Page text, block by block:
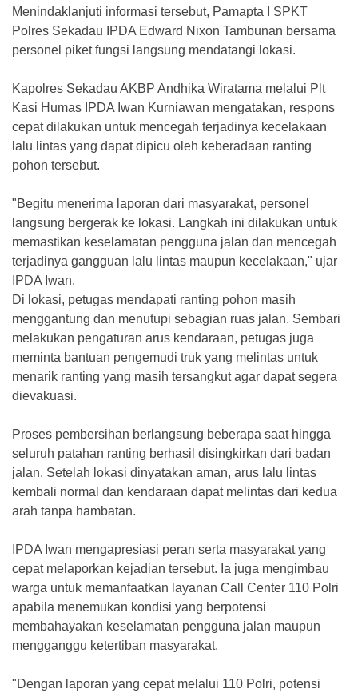
Menindaklanjuti informasi tersebut, Pamapta I SPKT
Polres Sekadau IPDA Edward Nixon Tambunan bersama
personel piket fungsi langsung mendatangi lokasi.
Kapolres Sekadau AKBP Andhika Wiratama melalui Plt
Kasi Humas IPDA Iwan Kurniawan mengatakan, respons
cepat dilakukan untuk mencegah terjadinya kecelakaan
lalu lintas yang dapat dipicu oleh keberadaan ranting
pohon tersebut.
"Begitu menerima laporan dari masyarakat, personel
langsung bergerak ke lokasi. Langkah ini dilakukan untuk
memastikan keselamatan pengguna jalan dan mencegah
terjadinya gangguan lalu lintas maupun kecelakaan," ujar
IPDA Iwan.
Di lokasi, petugas mendapati ranting pohon masih
menggantung dan menutupi sebagian ruas jalan. Sembari
melakukan pengaturan arus kendaraan, petugas juga
meminta bantuan pengemudi truk yang melintas untuk
menarik ranting yang masih tersangkut agar dapat segera
dievakuasi.
Proses pembersihan berlangsung beberapa saat hingga
seluruh patahan ranting berhasil disingkirkan dari badan
jalan. Setelah lokasi dinyatakan aman, arus lalu lintas
kembali normal dan kendaraan dapat melintas dari kedua
arah tanpa hambatan.
IPDA Iwan mengapresiasi peran serta masyarakat yang
cepat melaporkan kejadian tersebut. Ia juga mengimbau
warga untuk memanfaatkan layanan Call Center 110 Polri
apabila menemukan kondisi yang berpotensi
membahayakan keselamatan pengguna jalan maupun
mengganggu ketertiban masyarakat.
"Dengan laporan yang cepat melalui 110 Polri, potensi